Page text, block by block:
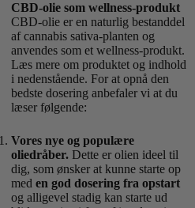
CBD-olie som wellness-produkt
CBD-olie er en naturlig bestanddel
af cannabis sativa-planten og
anvendes som et wellness-produkt.
Læs mere om produktet og indhold
i nedenstående. For at opnå den
bedste dosering anbefaler vi at du
læser følgende:
Vores nye og populære
oliedråber. Dette er olien ideel til
dig, som ønsker at kunne starte op
meden god dosering fra opstart
og alligevel stadig kan starte ud